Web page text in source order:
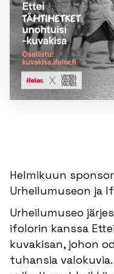
Helmikuun
Urheilumuseon ja
Urheilumuseo
ifolorin kanssa
kuvakisan, johon
tuhansia